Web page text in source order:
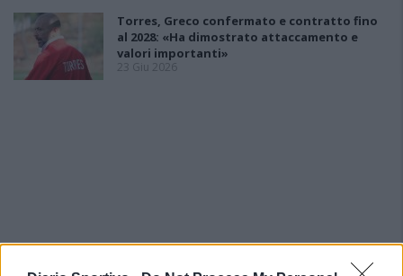
Torres, Greco confermato e contratto fino
al 2028: «Ha dimostrato attaccamento e
valori importanti»
23 Giu 2026